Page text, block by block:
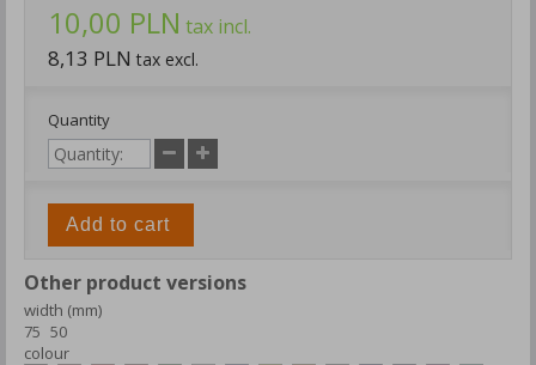
10,00 PLN tax incl.
8,13 PLN tax excl.
Quantity
Add to cart
Other product versions
width (mm)
75 50
colour